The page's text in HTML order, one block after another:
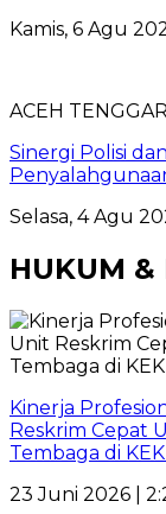
Kamis, 6 Agu
ACEH
Sinergi Polisi
Selasa, 4 Agu
HUKUM
Kinerja
Reskrim Cepat
Tembaga di
23 Juni 2026 |